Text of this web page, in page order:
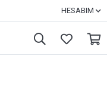
HESABIM